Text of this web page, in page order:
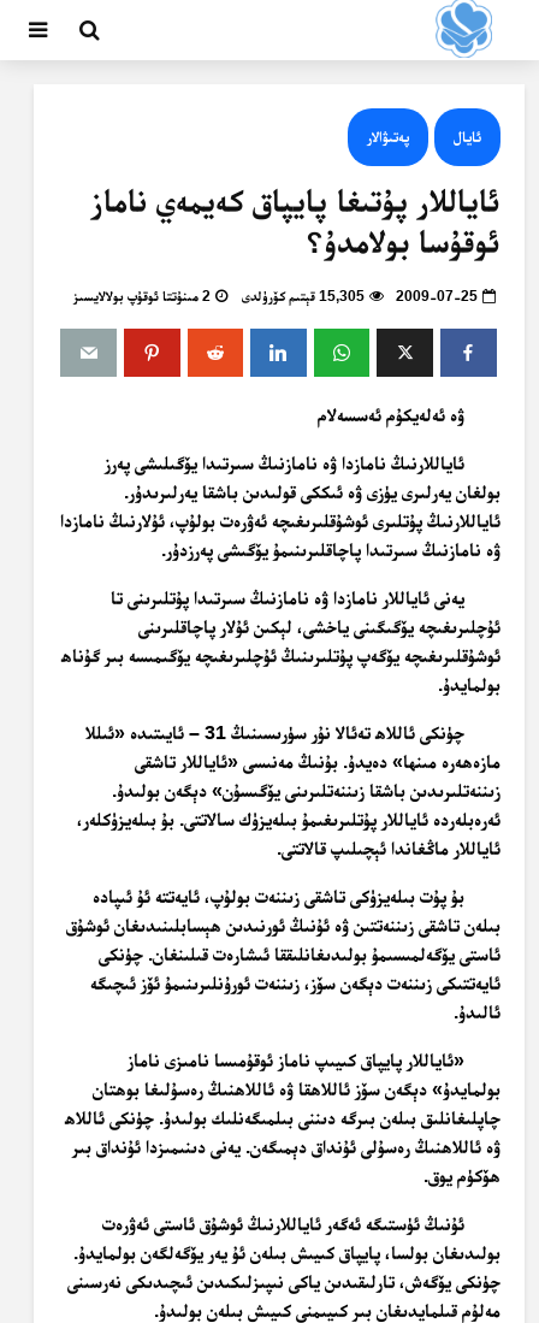
ئايال پەتىۋالار
ئاياللار پۇتىغا پايپاق كەيمەي ناماز
ئوقۇسا بولامدۇ؟
2009-07-25 15,305 قېتىم كۆرۈلدى 2 مىنۇتتا ئوقۇپ بولالايسىز
ۋە ئەلەيكۇم ئەسسەلام
ئاياللارنىڭ نامازدا ۋە نامازنىڭ سىرتىدا يۆگىلىشى پەرز
بولغان يەرلىرى يۈزى ۋە ئىككى قولىدىن باشقا يەرلىرىدۇر.
ئاياللارنىڭ پۇتلىرى ئوشۇقلىرىغىچە ئەۋرەت بولۇپ، ئۇلارنىڭ نامازدا
ۋە نامازنىڭ سىرتىدا پاچاقلىرىنىمۇ يۆگىشى پەرزدۇر.
يەنى ئاياللار نامازدا ۋە نامازنىڭ سىرتىدا پۇتلىرىنى تا
ئۇچلىرىغىچە يۆگىگىنى ياخشى، لېكىن ئۇلار پاچاقلىرىنى
ئوشۇقلىرىغىچە يۆگەپ پۇتلىرىنىڭ ئۇچلىرىغىچە يۆگىمىسە بىر گۇناھ
بولمايدۇ.
چۈنكى ئاللاھ تەئالا نۇر سۈرىسىنىڭ 31 – ئايىتىدە «ئىللا
مازەھەرە مىنھا» دەيدۇ. بۇنىڭ مەنىسى «ئاياللار تاشقى
زىننەتلىرىدىن باشقا زىننەتلىرىنى يۆگىسۇن» دېگەن بولىدۇ.
ئەرەبلەردە ئاياللار پۇتلىرىغىمۇ بىلەيزۈك سالاتتى. بۇ بىلەيزۈكلەر،
ئاياللار ماڭغاندا ئېچىلىپ قالاتتى.
بۇ پۇت بىلەيزۈكى تاشقى زىننەت بولۇپ، ئايەتتە ئۇ ئىپادە
بىلەن تاشقى زىننەتتىن ۋە ئۇنىڭ ئورنىدىن ھېسابلىنىدىغان ئوشۇق
ئاستى يۆگەلمىسىمۇ بولىدىغانلىققا ئىشارەت قىلىنغان. چۈنكى
ئايەتتىكى زىننەت دېگەن سۆز، زىننەت ئورۇنلىرىنىمۇ ئۆز ئىچىگە
ئالىدۇ.
«ئاياللار پايپاق كىيىپ ناماز ئوقۇمىسا نامىزى ناماز
بولمايدۇ» دېگەن سۆز ئاللاھقا ۋە ئاللاھنىڭ رەسۇلىغا بوھتان
چاپلىغانلىق بىلەن بىرگە دىننى بىلمىگەنلىك بولىدۇ. چۈنكى ئاللاھ
ۋە ئاللاھنىڭ رەسۇلى ئۇنداق دېمىگەن. يەنى دىنىمىزدا ئۇنداق بىر
ھۆكۈم يوق.
ئۇنىڭ ئۈستىگە ئەگەر ئاياللارنىڭ ئوشۇق ئاستى ئەۋرەت
بولىدىغان بولسا، پايپاق كىيىش بىلەن ئۇ يەر يۆگەلگەن بولمايدۇ.
چۈنكى يۆگەش، تارلىقىدىن ياكى نىپىزلىكىدىن ئىچىدىكى نەرسىنى
مەلۇم قىلمايدىغان بىر كىيىمنى كىيىش بىلەن بولىدۇ.